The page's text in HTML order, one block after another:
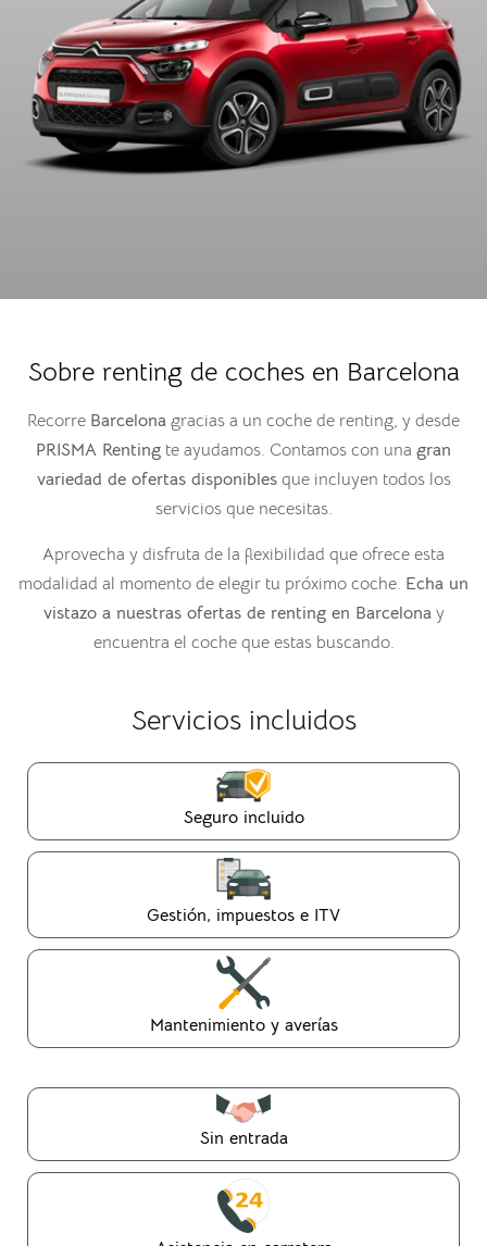
Sobre renting de coches en Barcelona
Recorre Barcelona gracias a un coche de renting, y desde
PRISMA Renting te ayudamos. Contamos con una gran
variedad de ofertas disponiblesque incluyen todos los
servicios que necesitas.
Aprovecha y disfruta de la flexibilidad que ofrece esta
modalidad al momento de elegir tu próximo coche. Echa un
vistazo a nuestras ofertas de renting en Barcelonay
encuentra el coche que estas buscando.
Servicios incluidos
Seguro incluido
Gestión, impuestos e ITV
Mantenimiento y averías
Sin entrada